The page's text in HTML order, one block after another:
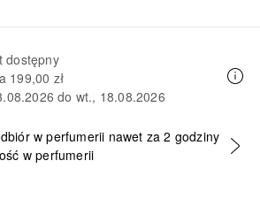
dostępny
199,00 zł
do wt., 18.08.2026
DO KOSZYKA
w perfumerii nawet za 2 godziny
w perfumerii